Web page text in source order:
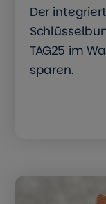
Der
TAG25 im
sparen.